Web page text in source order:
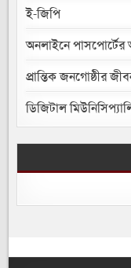
ই-জিপি
অনলাইনে
প্রান্তিক জনগোষ্ঠীর
ডিজিটাল